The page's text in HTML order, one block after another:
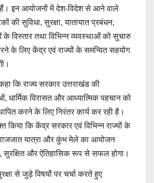
हैं। इन आयोजनों में देश-विदेश से आने वाले
की सुविधा, सुरक्षा, यातायात प्रबंधन,
विस्तार तथा विभिन्न व्यवस्थाओं को सुचारु
के लिए केंद्र एवं राज्यों के समन्वित सहयोग
कि राज्य सरकार उत्तराखंड की
धार्मिक विरासत और आध्यात्मिक पहचान को
करने के लिए निरंतर कार्य कर रही है।
किया कि केंद्र सरकार एवं विभिन्न राज्यों के
यात्रा और कुंभ मेले का आयोजन
सुरक्षित और ऐतिहासिक रूप से सफल होगा।
से जुड़े विषयों पर चर्चा करते हुए